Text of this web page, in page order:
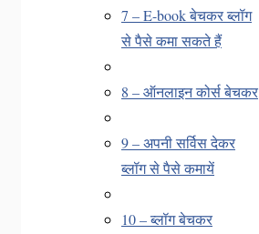
7 – E-book बेचकर ब्लॉग
से पैसे कमा सकते हैं
8 – ऑनलाइन कोर्स बेचकर
9 – अपनी सर्विस देकर
ब्लॉग से पैसे कमायें
10 – ब्लॉग बेचकर